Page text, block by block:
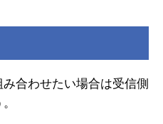
合わせたい場合は受信側